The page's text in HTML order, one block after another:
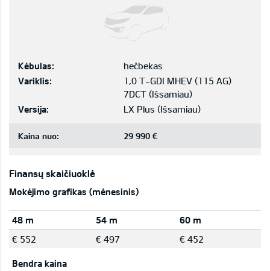
Kėbulas:
hečbekas
Variklis:
1,0 T-GDI MHEV (115 AG)
7DCT (Išsamiau)
Versija:
LX Plus (Išsamiau)
Kaina nuo: 29 990 €
Finansų skaičiuoklė
Mokėjimo grafikas (mėnesinis)
48 m 54 m
60 m
€ 552
€ 497 € 452
Bendra kaina